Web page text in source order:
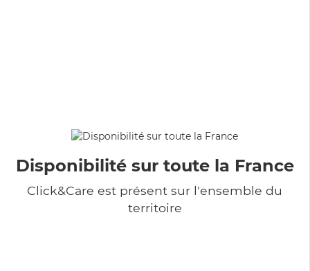
Disponibilité sur toute la France
Click&Care est présent sur l'ensemble du
territoire